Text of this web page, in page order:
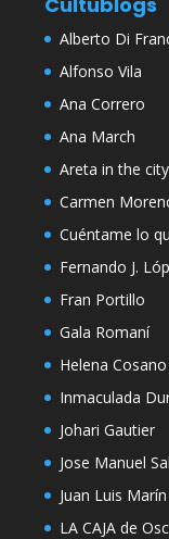
Alberto Di
Alfonso Vila
Ana Correro
Ana March
Areta in the city
Carmen
Cuéntame lo
Fernando J.
Fran Portillo
Gala Romaní
Helena Cosano
Inmaculada
Johari Gautier
Jose Manuel
Juan Luis Marín
LA CAJA de